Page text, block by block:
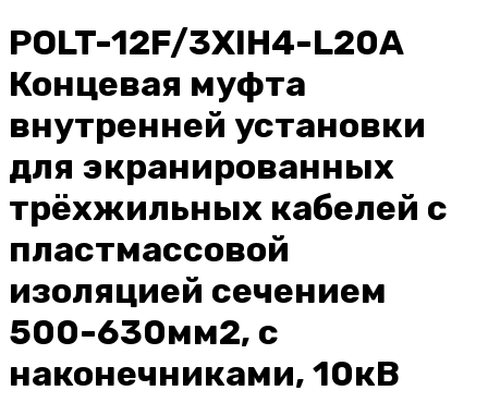
POLT-12F/3XIH4-L20A
Концевая муфта
внутренней установки
для экранированных
трёхжильных кабелей с
пластмассовой
изоляцией сечением
500-630мм2, с
наконечниками, 10кВ